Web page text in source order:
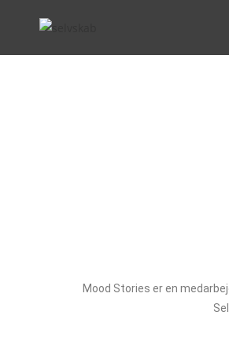
Mood Stories er en